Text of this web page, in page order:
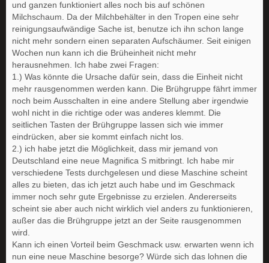
und ganzen funktioniert alles noch bis auf schönen
Milchschaum. Da der Milchbehälter in den Tropen eine sehr
reinigungsaufwändige Sache ist, benutze ich ihn schon lange
nicht mehr sondern einen separaten Aufschäumer. Seit einigen
Wochen nun kann ich die Brüheinheit nicht mehr
herausnehmen. Ich habe zwei Fragen:
1.) Was könnte die Ursache dafür sein, dass die Einheit nicht
mehr rausgenommen werden kann. Die Brühgruppe fährt immer
noch beim Ausschalten in eine andere Stellung aber irgendwie
wohl nicht in die richtige oder was anderes klemmt. Die
seitlichen Tasten der Brühgruppe lassen sich wie immer
eindrücken, aber sie kommt einfach nicht los.
2.) ich habe jetzt die Möglichkeit, dass mir jemand von
Deutschland eine neue Magnifica S mitbringt. Ich habe mir
verschiedene Tests durchgelesen und diese Maschine scheint
alles zu bieten, das ich jetzt auch habe und im Geschmack
immer noch sehr gute Ergebnisse zu erzielen. Andererseits
scheint sie aber auch nicht wirklich viel anders zu funktionieren,
außer das die Brühgruppe jetzt an der Seite rausgenommen
wird.
Kann ich einen Vorteil beim Geschmack usw. erwarten wenn ich
nun eine neue Maschine besorge? Würde sich das lohnen die